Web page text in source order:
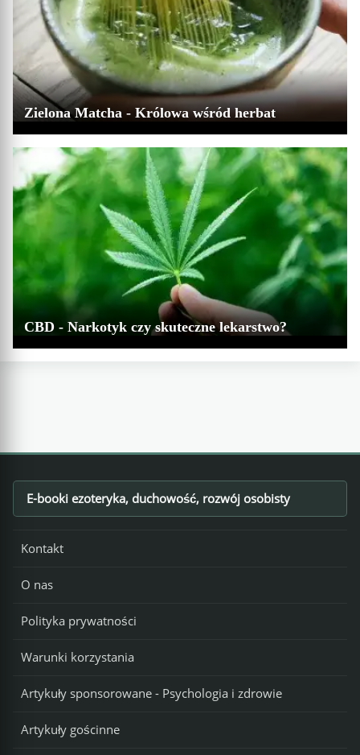
Zielona Matcha - Królowa wśród herbat
CBD - Narkotyk czy skuteczne lekarstwo?
Footer
E-booki ezoteryka, duchowość, rozwój osobisty
Kontakt
O nas
Polityka prywatności
Warunki korzystania
Artykuły sponsorowane - Psychologia i zdrowie
Artykuły gościnne